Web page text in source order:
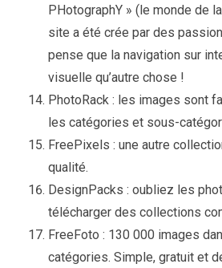
PHotographY » (le monde de
site a été crée par des
pense que la navigation sur
visuelle qu’autre chose !
PhotoRack : les images sont
les catégories et sous-
FreePixels : une autre
qualité.
DesignPacks : oubliez les
télécharger des collections
FreeFoto : 130 000 images
catégories. Simple, gratuit et